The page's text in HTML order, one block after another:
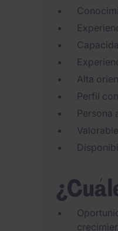
Alta
Perfil
Persona